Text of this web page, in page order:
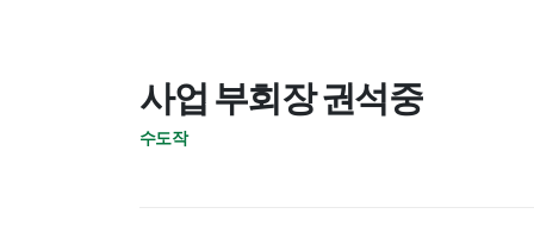
사업 부회장 권석중
수도작